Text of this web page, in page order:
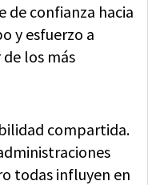
de confianza hacia
y esfuerzo a
los más
compartida.
todas influyen en